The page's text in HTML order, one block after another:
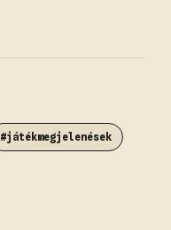
#játékmegjelenések